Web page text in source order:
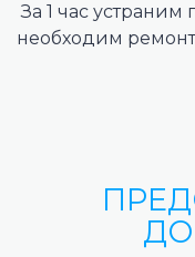
За 1 час устраним
необходим